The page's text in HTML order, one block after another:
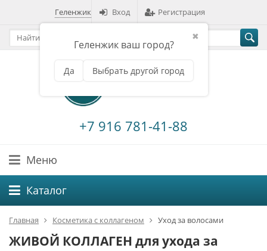
Геленжик
✖
Геленжик ваш город?
Да Выбрать другой город
Вход Регистрация
+7 916 781-41-88
Меню
Каталог
Главная Косметика с коллагеном Уход за волосами
ЖИВОЙ КОЛЛАГЕН для ухода за